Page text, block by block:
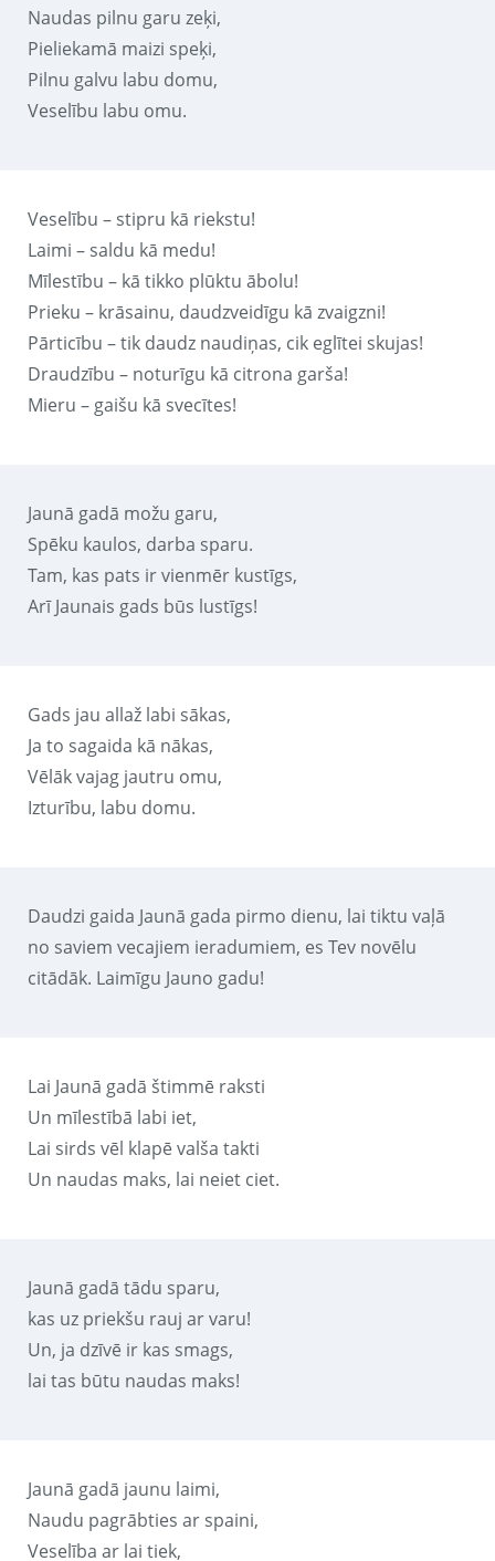
Naudas pilnu garu zeķi,
Pieliekamā maizi speķi,
Pilnu galvu labu domu,
Veselību labu omu.
Veselību – stipru kā riekstu!
Laimi – saldu kā medu!
Mīlestību – kā tikko plūktu ābolu!
Prieku – krāsainu, daudzveidīgu kā zvaigzni!
Pārticību – tik daudz naudiņas, cik eglītei skujas!
Draudzību – noturīgu kā citrona garša!
Mieru – gaišu kā svecītes!
Jaunā gadā možu garu,
Spēku kaulos, darba sparu.
Tam, kas pats ir vienmēr kustīgs,
Arī Jaunais gads būs lustīgs!
Gads jau allaž labi sākas,
Ja to sagaida kā nākas,
Vēlāk vajag jautru omu,
Izturību, labu domu.
Daudzi gaida Jaunā gada pirmo dienu, lai tiktu vaļā
no saviem vecajiem ieradumiem, es Tev novēlu
citādāk. Laimīgu Jauno gadu!
Lai Jaunā gadā štimmē raksti
Un mīlestībā labi iet,
Lai sirds vēl klapē valša takti
Un naudas maks, lai neiet ciet.
Jaunā gadā tādu sparu,
kas uz priekšu rauj ar varu!
Un, ja dzīvē ir kas smags,
lai tas būtu naudas maks!
Jaunā gadā jaunu laimi,
Naudu pagrābties ar spaini,
Veselība ar lai tiek,